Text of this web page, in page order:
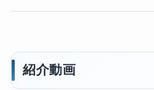
紹介動画